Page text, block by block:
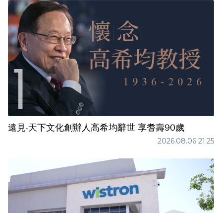
遠見‧天下文化創辦人高希均辭世 享耆壽90歲
2026.08.06 21:25